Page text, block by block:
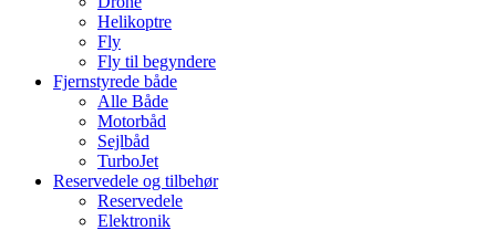
Helikoptre
Fly
Fly til begyndere
Fjernstyrede både
Alle Både
Motorbåd
Sejlbåd
TurboJet
Reservedele og tilbehør
Reservedele
Elektronik